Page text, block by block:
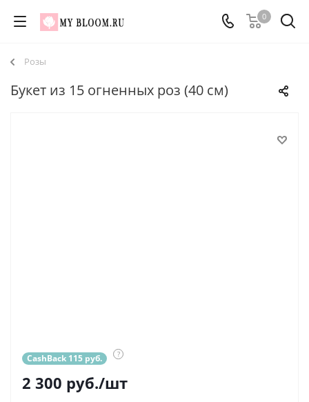
0
Розы
Букет из 15 огненных роз (40 см)
CashBack 115 руб. ?
2 300 руб./шт